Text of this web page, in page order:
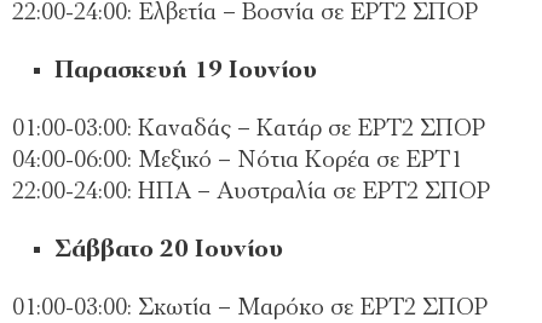
22:00-24:00: Ελβετία – Βοσνία σε ΕΡΤ2 ΣΠΟΡ
Παρασκευή 19 Ιουνίου
01:00-03:00: Καναδάς – Κατάρ σε ΕΡΤ2 ΣΠΟΡ
04:00-06:00: Μεξικό – Νότια Κορέα σε ΕΡΤ1
22:00-24:00: ΗΠΑ – Αυστραλία σε ΕΡΤ2 ΣΠΟΡ
Σάββατο 20 Ιουνίου
01:00-03:00: Σκωτία – Μαρόκο σε ΕΡΤ2 ΣΠΟΡ